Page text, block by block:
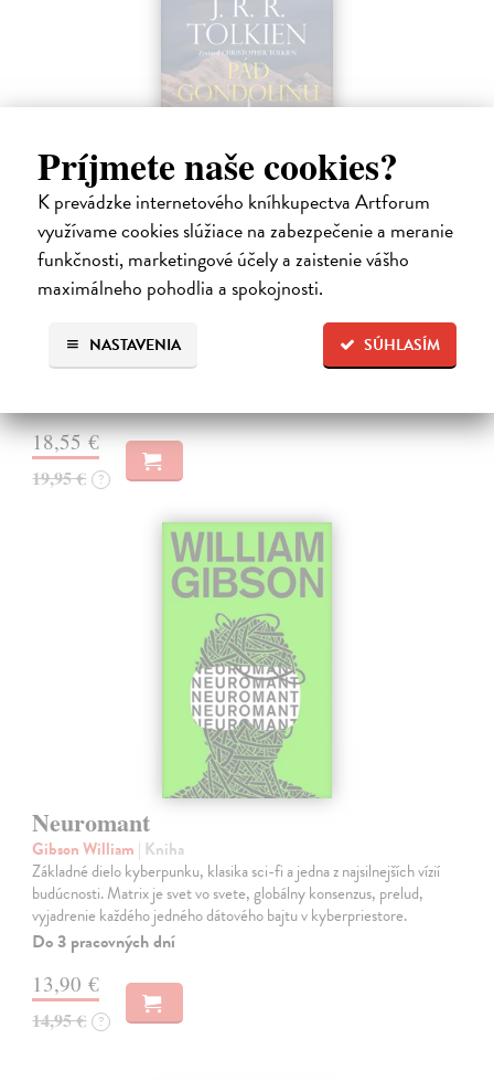
Príjmete naše cookies?
K prevádzke internetového kníhkupectva Artforum
využívame cookies slúžiace na zabezpečenie a meranie
funkčnosti, marketingové účely a zaistenie vášho
maximálneho pohodlia a spokojnosti.
SÚHLASÍM
NASTAVENIA
Pád Gondolinu
| Kniha
Legenda o páde Gondolinu hovorí o boji dvoch najväčších mocností
sveta. Zlo predstavuje Morgoth, najhorší zo všetkých, vodca
obrovských armád, ktoré riadi zo svojej železnej pevnosti.
18,55 €
19,95 € ?
Neuromant
Gibson William | Kniha
Základné dielo kyberpunku, klasika sci-fi a jedna z najsilnejších vízií
budúcnosti. Matrix je svet vo svete, globálny konsenzus, prelud,
vyjadrenie každého jedného dátového bajtu v kyberpriestore.
Do 3 pracovných dní
13,90 €
14,95 € ?